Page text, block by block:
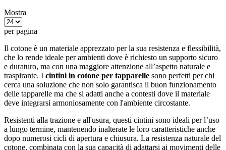
Mostra
per pagina
Il cotone è un materiale apprezzato per la sua resistenza e flessibilità,
che lo rende ideale per ambienti dove è richiesto un supporto sicuro
e duraturo, ma con una maggiore attenzione all’aspetto naturale e
traspirante. I cintini in cotone per tapparelle sono perfetti per chi
cerca una soluzione che non solo garantisca il buon funzionamento
delle tapparelle ma che si adatti anche a contesti dove il materiale
deve integrarsi armoniosamente con l'ambiente circostante.
Resistenti alla trazione e all'usura, questi cintini sono ideali per l’uso
a lungo termine, mantenendo inalterate le loro caratteristiche anche
dopo numerosi cicli di apertura e chiusura. La resistenza naturale del
cotone, combinata con la sua capacità di adattarsi ai movimenti delle